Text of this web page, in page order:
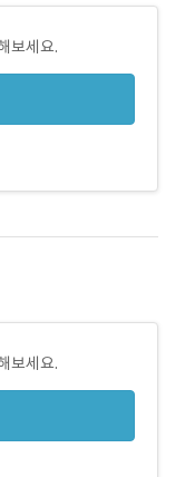
보세요.
보세요.